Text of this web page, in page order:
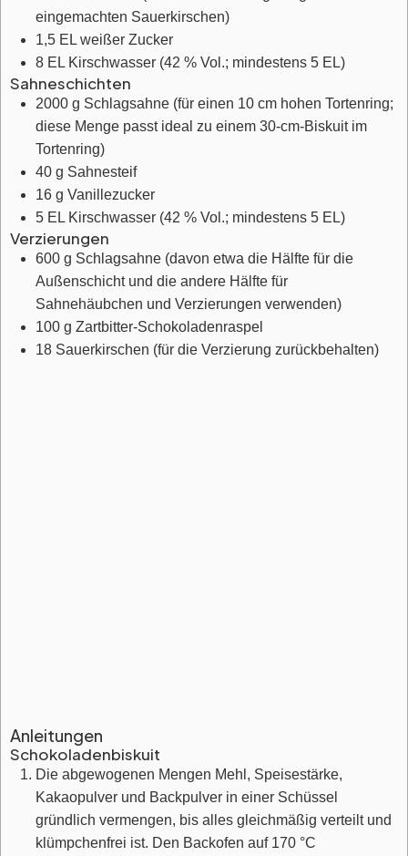
eingemachten Sauerkirschen)
1,5 EL weißer Zucker
8 EL Kirschwasser (42 % Vol.; mindestens 5 EL)
Sahneschichten
2000 g Schlagsahne (für einen 10 cm hohen Tortenring;
diese Menge passt ideal zu einem 30-cm-Biskuit im
Tortenring)
40 g Sahnesteif
16 g Vanillezucker
5 EL Kirschwasser (42 % Vol.; mindestens 5 EL)
Verzierungen
600 g Schlagsahne (davon etwa die Hälfte für die
Außenschicht und die andere Hälfte für
Sahnehäubchen und Verzierungen verwenden)
100 g Zartbitter-Schokoladenraspel
18 Sauerkirschen (für die Verzierung zurückbehalten)
Anleitungen
Schokoladenbiskuit
Die abgewogenen Mengen Mehl, Speisestärke,
Kakaopulver und Backpulver in einer Schüssel
gründlich vermengen, bis alles gleichmäßig verteilt und
klümpchenfrei ist. Den Backofen auf 170 °C